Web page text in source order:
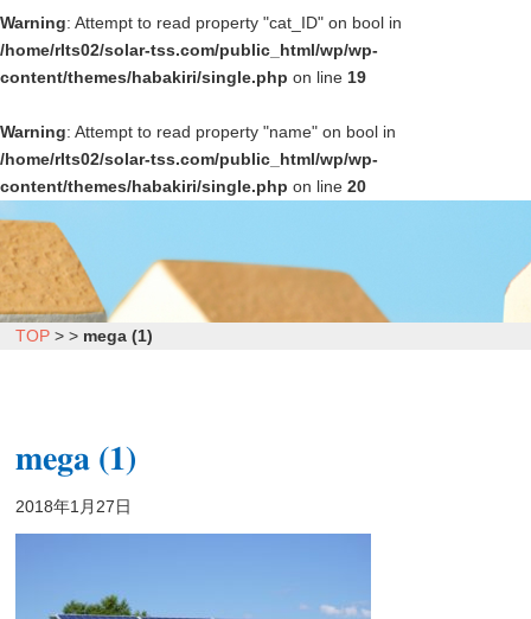
Warning: Attempt to read property "cat_ID" on bool in
/home/rlts02/solar-tss.com/public_html/wp/wp-
content/themes/habakiri/single.php on line 19
Warning: Attempt to read property "name" on bool in
/home/rlts02/solar-tss.com/public_html/wp/wp-
content/themes/habakiri/single.php on line 20
TOP >> mega (1)
mega (1)
2018年1月27日